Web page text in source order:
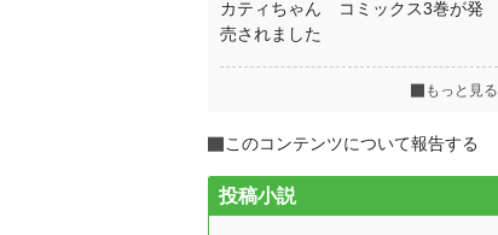
カティちゃん コミックス3巻が発
売されました
もっと見る
このコンテンツについて報告する
投稿小説